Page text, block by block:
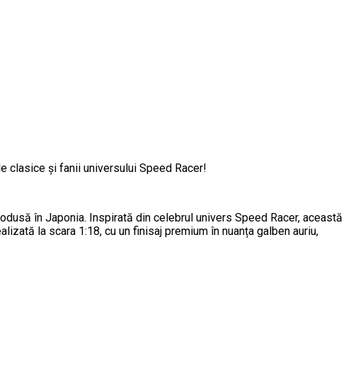
clasice și fanii universului Speed Racer!
în Japonia. Inspirată din celebrul univers Speed Racer, această
la scara 1:18, cu un finisaj premium în nuanța galben auriu,